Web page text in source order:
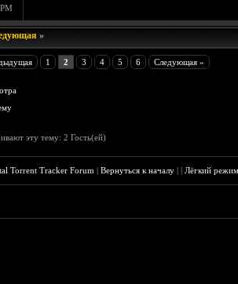
»
1 2 3 4 5 6 Следующая »
эту тему: 2 Гость(ей)
Torrent Tracker Forum |Вернуться к началу ||Лёгкий